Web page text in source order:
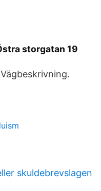
storgatan 19
skuldebrevslagen